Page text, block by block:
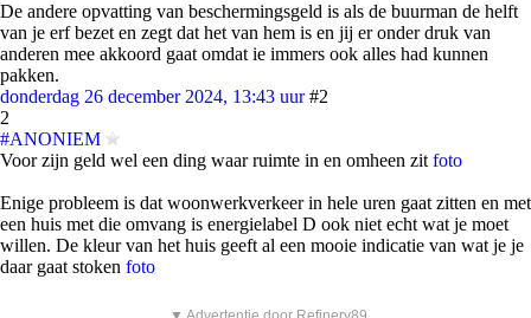
De andere opvatting van beschermingsgeld is als de buurman de helft
van je erf bezet en zegt dat het van hem is en jij er onder druk van
anderen mee akkoord gaat omdat ie immers ook alles had kunnen
pakken.
donderdag 26 december 2024, 13:43 uur #2
2
#ANONIEM
Voor zijn geld wel een ding waar ruimte in en omheen zit foto
Enige probleem is dat woonwerkverkeer in hele uren gaat zitten en met
een huis met die omvang is energielabel D ook niet echt wat je moet
willen. De kleur van het huis geeft al een mooie indicatie van wat je je
daar gaat stoken foto